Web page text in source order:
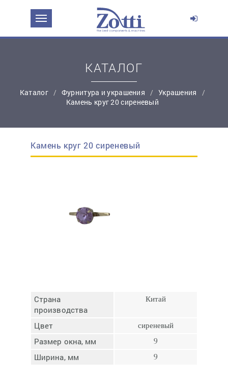
КАТАЛОГ
Каталог Фурнитура и украшения
Украшения
Камень круг 20 сиреневый
Камень круг 20 сиреневый
Страна
производства
Китай
Цвет сиреневый
Размер окна, мм 9
Ширина, мм 9
ЗАДАТЬ ВОПРОС О ПРОДУКТЕ
Эл. почта:
Контактный телефон:*